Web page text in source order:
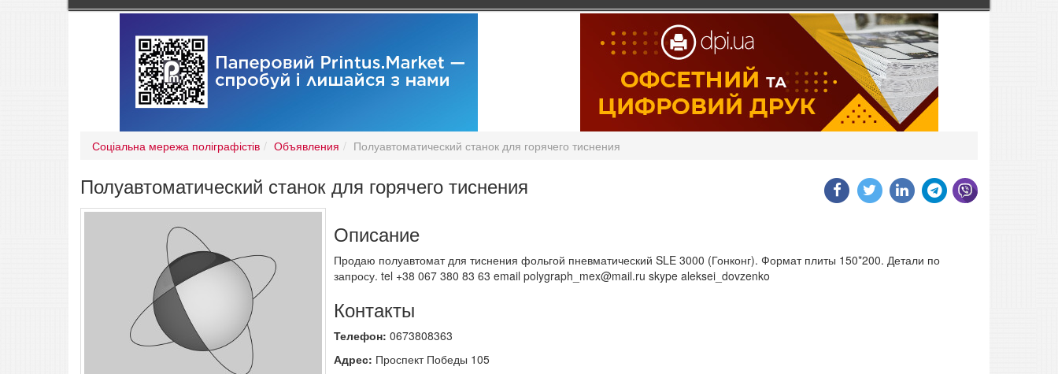
Соціальна мережа поліграфістів Объявления Полуавтоматический станок для горячего тиснения
Полуавтоматический станок для горячего тиснения
Описание
Продаю полуавтомат для тиснения фольгой пневматический SLE 3000 (Гонконг). Формат плиты 150*200. Детали по
запросу. tel +38 067 380 83 63 email polygraph_mex@mail.ru skype aleksei_dovzenko
Контакты
Телефон: 0673808363
Адрес: Проспект Победы 105